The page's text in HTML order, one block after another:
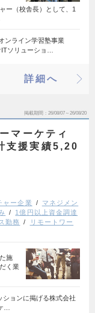
ー（校舎長）として、1
ンライン学習塾事業
ソリューショ…
詳細へ
掲載期間 26/08/07～26/08/20
マーケティ
支援実績5,20
ャー企業
マネジメン
1億円以上資金調達
勤務
リモートワー
施
く業
ションに掲げる株式会社
…